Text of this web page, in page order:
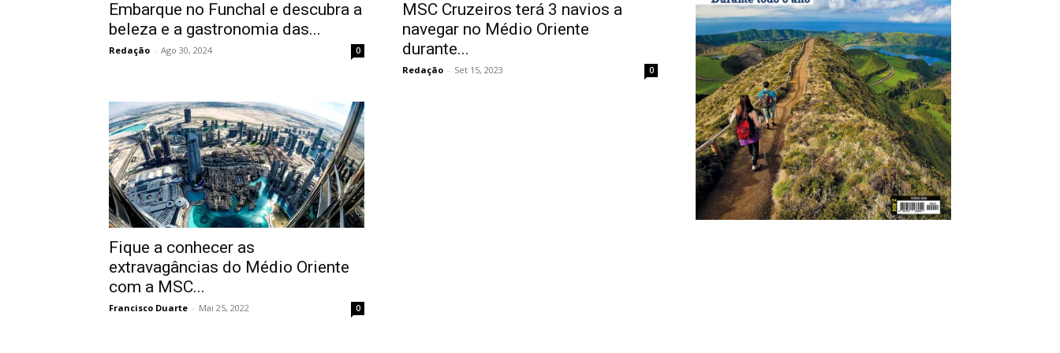
Embarque no Funchal e descubra a
beleza e a gastronomia das...
Redação - Ago 30, 2024 0
MSC Cruzeiros terá 3 navios a
navegar no Médio Oriente
durante...
Redação - Set 15, 2023 0
Fique a conhecer as
extravagâncias do Médio Oriente
com a MSC...
Francisco Duarte - Mai 25, 2022 0